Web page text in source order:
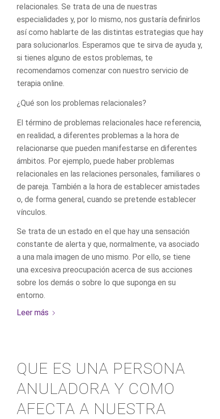
relacionales. Se trata de una de nuestras
especialidades y, por lo mismo, nos gustaría definirlos
así como hablarte de las distintas estrategias que hay
para solucionarlos. Esperamos que te sirva de ayuda y,
si tienes alguno de estos problemas, te
recomendamos comenzar con nuestro servicio de
terapia online.
¿Qué son los problemas relacionales?
El término de problemas relacionales hace referencia,
en realidad, a diferentes problemas a la hora de
relacionarse que pueden manifestarse en diferentes
ámbitos. Por ejemplo, puede haber problemas
relacionales en las relaciones personales, familiares o
de pareja. También a la hora de establecer amistades
o, de forma general, cuando se pretende establecer
vínculos.
Se trata de un estado en el que hay una sensación
constante de alerta y que, normalmente, va asociado
a una mala imagen de uno mismo. Por ello, se tiene
una excesiva preocupación acerca de sus acciones
sobre los demás o sobre lo que suponga en su
entorno.
Leer más
QUE ES UNA PERSONA
ANULADORA Y COMO
AFECTA A NUESTRA